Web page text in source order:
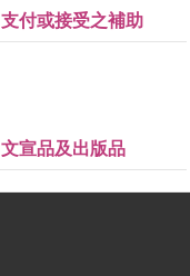
支付或接受之補助
文宣品及出版品